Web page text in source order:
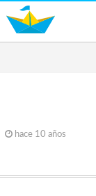
hace 10 años